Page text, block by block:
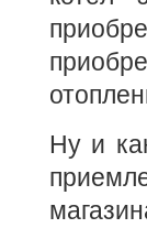
Ну и